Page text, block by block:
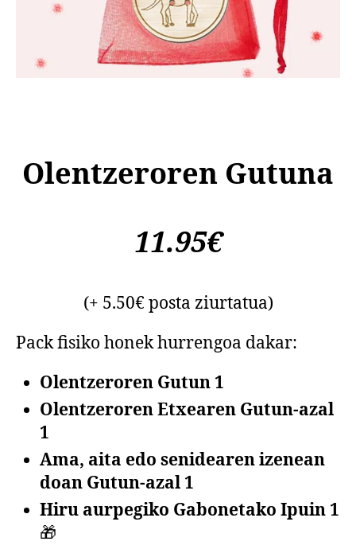
Olentzeroren Gutuna
11.95€
(+ 5.50€ posta ziurtatua)
Pack fisiko honek hurrengoa dakar:
Olentzeroren Gutun 1
Olentzeroren Etxearen Gutun-azal
1
Ama, aita edo senidearen izenean
doan Gutun-azal 1
Hiru aurpegiko Gabonetako Ipuin 1
🎁